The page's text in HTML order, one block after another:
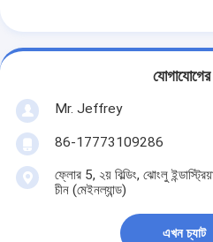
হাইড্রনিক হিট পাম্প
সুইমিং পুল হিট পাম্প
উচ্চ তাপমাত্রার তাপ পাম্প
মাল্টিস্টেজ সেন্ট্রিফিউগাল পাম্প
যোগাযোগের
Mr. Jeffrey
86-17773109286
ফ্লোর 5, ২য় বিল্ডিং, ঝোংলু
চীন (মেইনল্যান্ড)
এখন চ্যাট